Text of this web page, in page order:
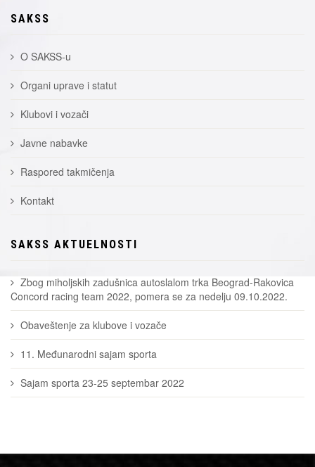
SAKSS
O SAKSS-u
Organi uprave i statut
Klubovi i vozači
Javne nabavke
Raspored takmičenja
Kontakt
SAKSS AKTUELNOSTI
Zbog miholjskih zadušnica autoslalom trka Beograd-Rakovica
Concord racing team 2022, pomera se za nedelju 09.10.2022.
Obaveštenje za klubove i vozače
11. Međunarodni sajam sporta
Sajam sporta 23-25 septembar 2022